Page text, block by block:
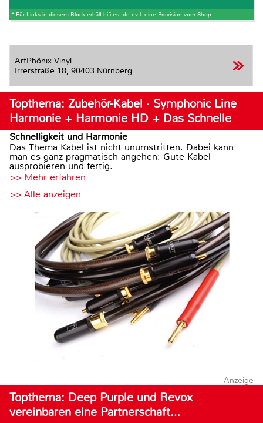
* Für Links in diesem Block erhält hifitest.de evtl. eine Provision vom Shop
ArtPhönix Vinyl
Irrerstraße 18, 90403 Nürnberg
Topthema: Zubehör-Kabel · Symphonic Line
Harmonie + Harmonie HD + Das Schnelle
Schnelligkeit und Harmonie
Das Thema Kabel ist nicht unumstritten. Dabei kann
man es ganz pragmatisch angehen: Gute Kabel
ausprobieren und fertig.
>> Mehr erfahren
>> Alle anzeigen
Anzeige
Topthema: Deep Purple und Revox
vereinbaren eine Partnerschaft…